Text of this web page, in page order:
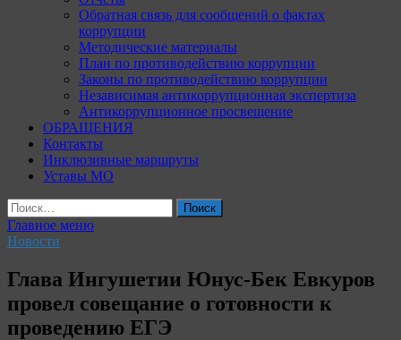
Обратная связь для сообщений о фактах
коррупции
Методические материалы
План по противодействию коррупции
Законы по противодействию коррупции
Независимая антикоррупционная экспертиза
Антикоррупционное просвещение
ОБРАЩЕНИЯ
Контакты
Инклюзивные маршруты
Уставы МО
Найти:
Главное меню
Новости
Глава Ингушетии Юнус-Бек Евкуров
провел совещание о готовности к
проведению ЕГЭ